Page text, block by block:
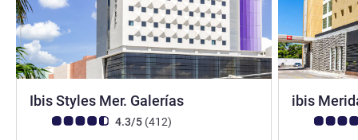
Ibis Styles Mer. Galerías
고객 평점 (ALL 평가)4.3/5 (412리뷰
)
ibis
고객 평점